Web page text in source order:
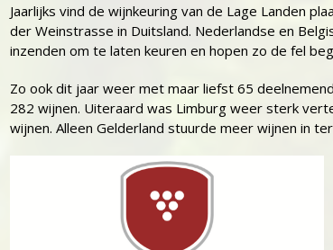
Jaarlijks vind de wijnkeuring van de Lage Landen
der Weinstrasse in Duitsland. Nederlandse en
inzenden om te laten keuren en hopen zo de fel
Zo ook dit jaar weer met maar liefst 65
282 wijnen. Uiteraard was Limburg weer sterk
wijnen. Alleen Gelderland stuurde meer wijnen in